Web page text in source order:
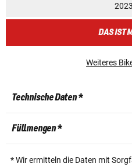
DAS IST
Weiteres
Technische Daten *
Füllmengen *
* Wir ermitteln die Daten mit